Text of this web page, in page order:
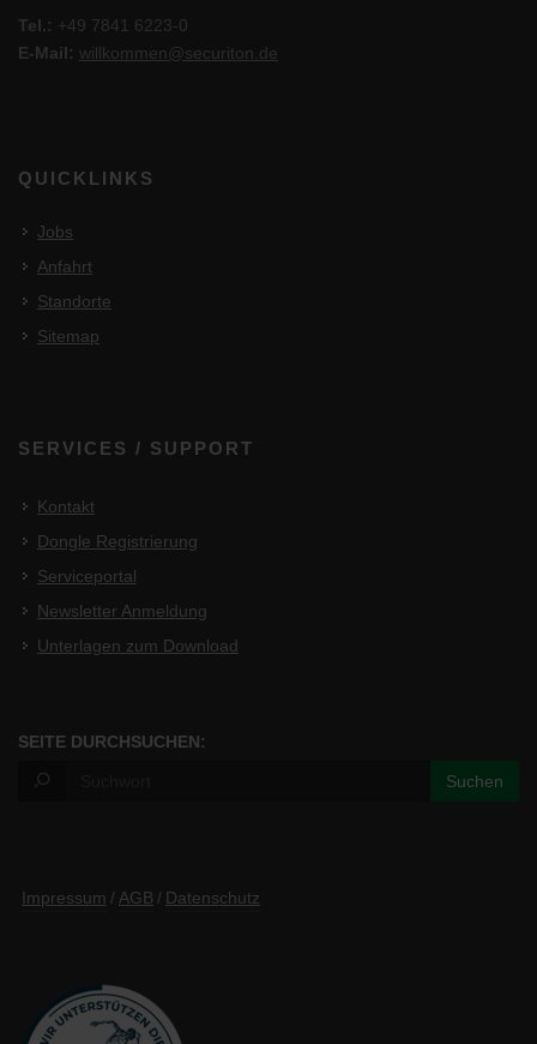
Tel.: +49 7841 6223-0
E-Mail: willkommen@securiton.de
QUICKLINKS
Jobs
Anfahrt
Standorte
Sitemap
SERVICES / SUPPORT
Kontakt
Dongle Registrierung
Serviceportal
Newsletter Anmeldung
Unterlagen zum Download
SEITE DURCHSUCHEN:
Impressum / AGB / Datenschutz